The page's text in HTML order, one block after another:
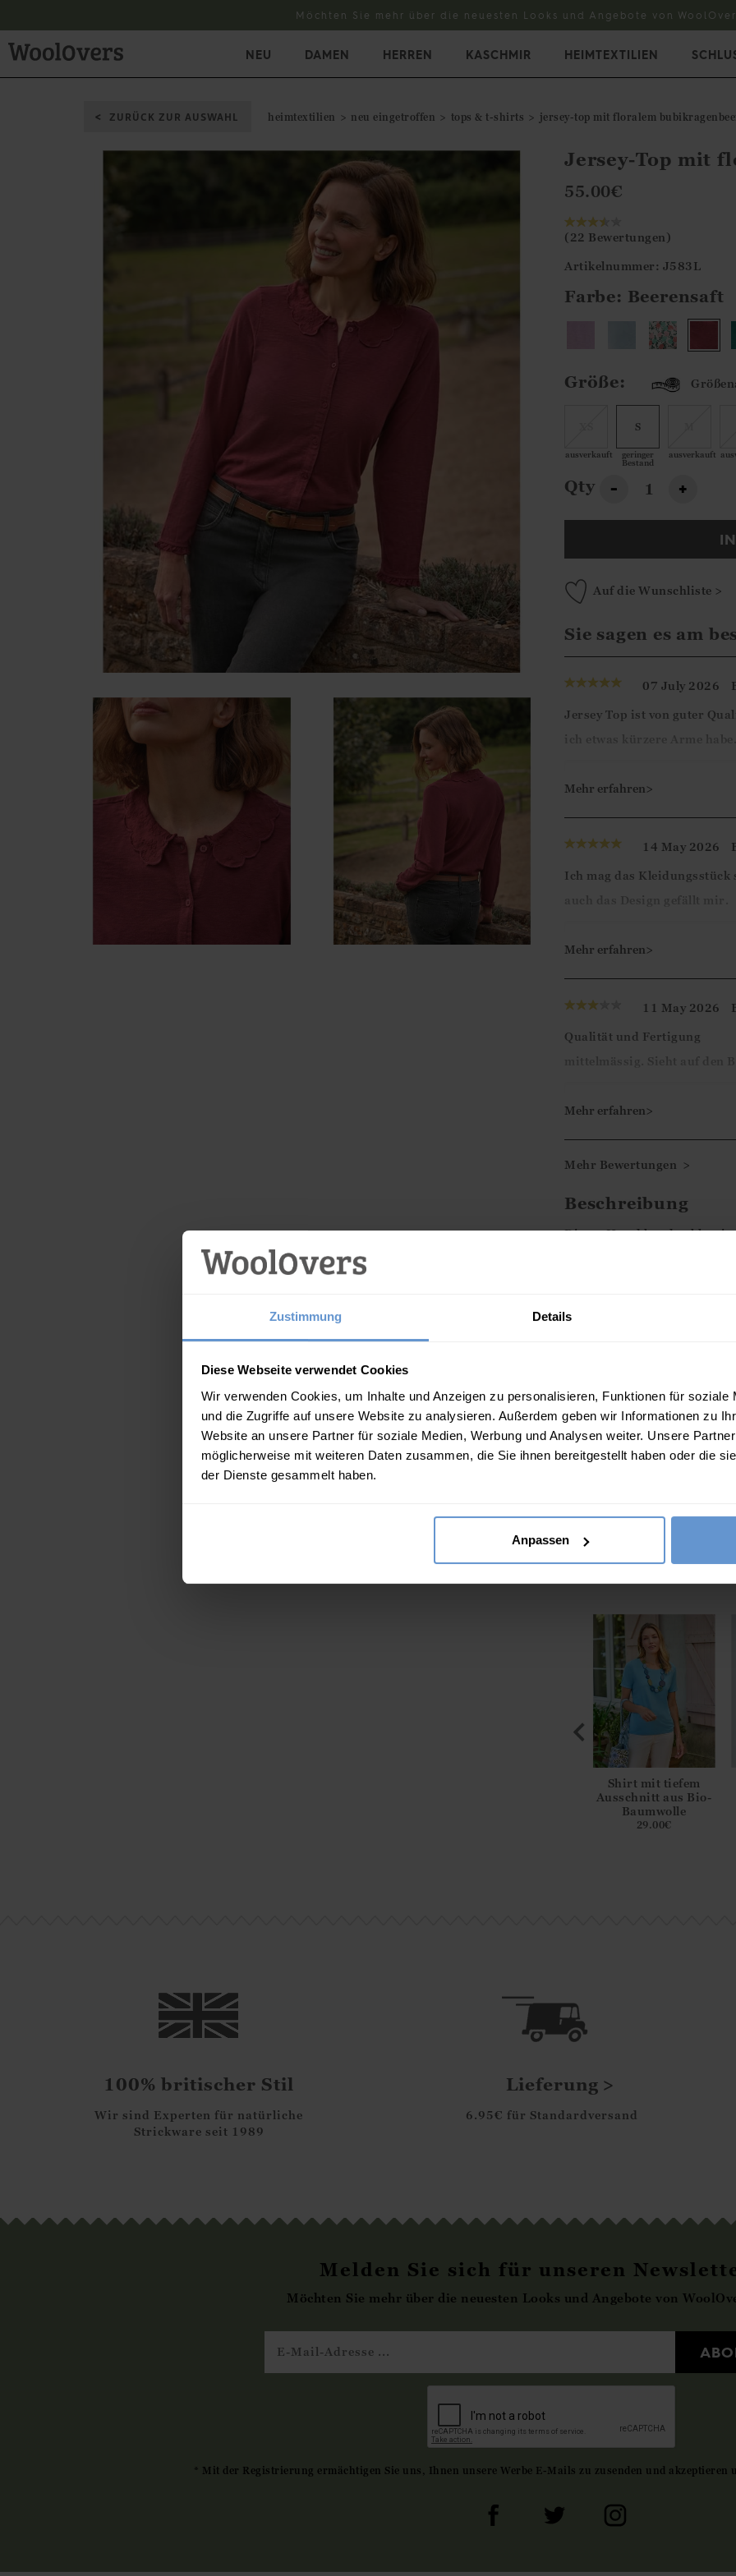
Zustimmung Details
Diese Webseite verwendet Cookies
Wir verwenden Cookies, um Inhalte und Anzeigen zu personalisieren, Funktionen für soziale
und die Zugriffe auf unsere Website zu analysieren. Außerdem geben wir Informationen zu
Website an unsere Partner für soziale Medien, Werbung und Analysen weiter. Unsere
möglicherweise mit weiteren Daten zusammen, die Sie ihnen bereitgestellt haben oder die
der Dienste gesammelt haben.
Anpassen
Möchten Sie mehr über die neuesten Looks und Angebote von
NEU DAMEN HERREN KASCHMIR HEIMTEXTILIEN
ZURÜCK ZUR AUSWAHL heimtextilien neu eingetroffen tops & t-shirts jersey-top mit floralem
Jersey-Top mit
55.00€
(22 Bewertungen)
Artikelnummer: J583L
Farbe: Beerensaft
Größe:
ausverkauft
S
geringer
Bestand
ausverkauft
Qty - +
Auf die Wunschliste >
Sie sagen es am
07 July 2026
Jersey Top ist von guter
weiterhelfen können.
Mehr erfahren>
14 May 2026
Ich mag das
Mit freundlichen Grüßen,
Mehr erfahren>
11 May 2026
Qualität und Fertigung
Es tut uns leid zu lesen,
Mehr erfahren>
Mehr Bewertungen >
Beschreibung
Dieses Hemd hat den
Hemdes, aber es hebt sich
wertvolle Baumwolle aus
Gerüschte Manschetten
oder kombinieren Sie es
100% Bio-Baumwolle
Rundhalsausschnitt mit
Lange Ärmel mit gerüschten
Maschinenwaschbar - bitte
Diese Artikel
Shirt mit tiefem
Ausschnitt aus Bio-
Baumwolle
29.00€
100% britischer Stil
Wir sind Experten für natürliche
Strickware seit 1989
Lieferung
6.95€ für Standardversand
Melden Sie sich für unseren
Möchten Sie mehr über die neuesten Looks und Angebote von
* Mit der Registrierung ermächtigen Sie uns, Ihnen unsere Werbe E-Mails zu zusenden und akzeptieren